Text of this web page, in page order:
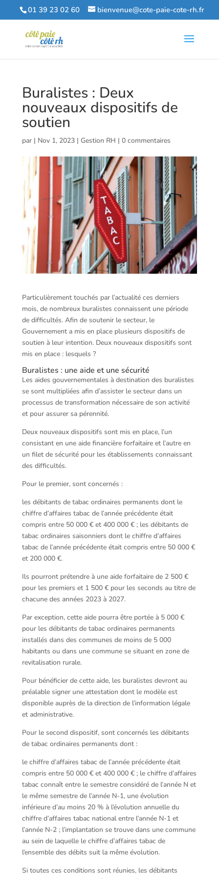
01 39 23 02 60 bienvenue@cote-paie-cote-rh.fr
Buralistes : Deux
nouveaux dispositifs de
soutien
par | Nov 1, 2023| Gestion RH | 0 commentaires
Particulièrement touchés par l’actualité ces derniers
mois, de nombreux buralistes connaissent une période
de difficultés. Afin de soutenir le secteur, le
Gouvernement a mis en place plusieurs dispositifs de
soutien à leur intention. Deux nouveaux dispositifs sont
mis en place : lesquels ?
Buralistes : une aide et une sécurité
Les aides gouvernementales à destination des buralistes
se sont multipliées afin d’assister le secteur dans un
processus de transformation nécessaire de son activité
et pour assurer sa pérennité.
Deux nouveaux dispositifs sont mis en place, l’un
consistant en une aide financière forfaitaire et l’autre en
un filet de sécurité pour les établissements connaissant
des difficultés.
Pour le premier, sont concernés :
les débitants de tabac ordinaires permanents dont le
chiffre d’affaires tabac de l’année précédente était
compris entre 50 000 € et 400 000 € ; les débitants de
tabac ordinaires saisonniers dont le chiffre d’affaires
tabac de l’année précédente était compris entre 50 000 €
et 200 000 €.
Ils pourront prétendre à une aide forfaitaire de 2 500 €
pour les premiers et 1 500 € pour les seconds au titre de
chacune des années 2023 à 2027.
Par exception, cette aide pourra être portée à 5 000 €
pour les débitants de tabac ordinaires permanents
installés dans des communes de moins de 5 000
habitants ou dans une commune se situant en zone de
revitalisation rurale.
Pour bénéficier de cette aide, les buralistes devront au
préalable signer une attestation dont le modèle est
disponible auprès de la direction de l’information légale
et administrative.
Pour le second dispositif, sont concernés les débitants
de tabac ordinaires permanents dont :
le chiffre d’affaires tabac de l’année précédente était
compris entre 50 000 € et 400 000 € ; le chiffre d’affaires
tabac connaît entre le semestre considéré de l’année N et
le même semestre de l’année N-1, une évolution
inférieure d’au moins 20 % à l’évolution annuelle du
chiffre d’affaires tabac national entre l’année N-1 et
l’année N-2 ; l’implantation se trouve dans une commune
au sein de laquelle le chiffre d’affaires tabac de
l’ensemble des débits suit la même évolution.
Si toutes ces conditions sont réunies, les débitants